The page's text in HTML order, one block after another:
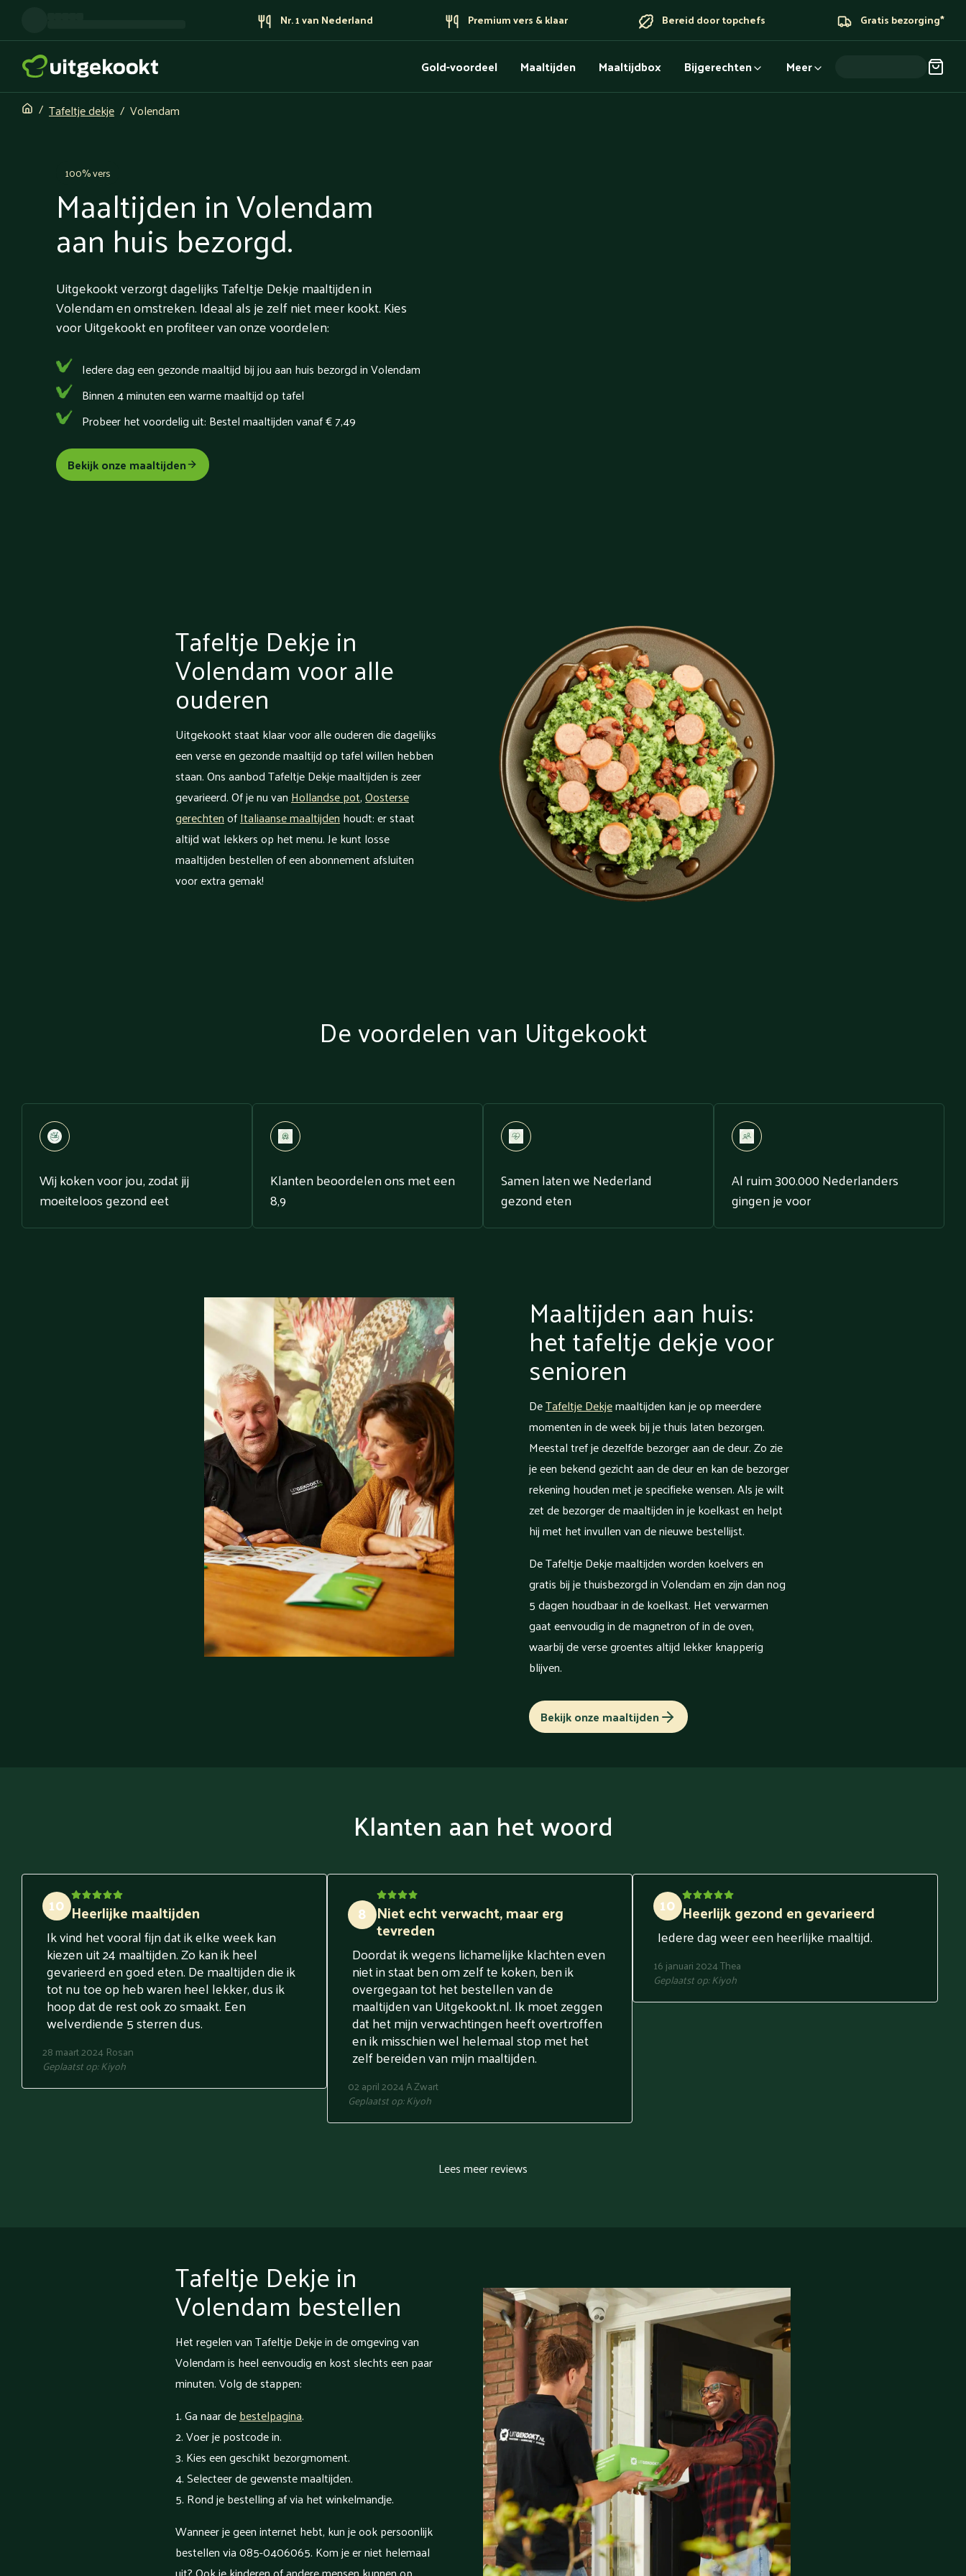
Nr. 1 van Nederland Premium vers & klaar Bereid door topchefs Gratis bezorging*
Gold-voordeel Maaltijden Maaltijdbox Bijgerechten Meer
Tafeltje dekje Volendam
100% vers
Maaltijden in Volendam
aan huis bezorgd.
Uitgekookt verzorgt dagelijks Tafeltje Dekje maaltijden in
Volendam en omstreken. Ideaal als je zelf niet meer kookt. Kies
voor Uitgekookt en profiteer van onze voordelen:
Iedere dag een gezonde maaltijd bij jou aan huis bezorgd in Volendam
Binnen 4 minuten een warme maaltijd op tafel
Probeer het voordelig uit: Bestel maaltijden vanaf € 7,49
Bekijk onze maaltijden
Tafeltje Dekje in
Volendam voor alle
ouderen
Uitgekookt staat klaar voor alle ouderen die dagelijks
een verse en gezonde maaltijd op tafel willen hebben
staan. Ons aanbod Tafeltje Dekje maaltijden is zeer
gevarieerd. Of je nu van Hollandse pot,Oosterse
gerechtenofItaliaanse maaltijden houdt: er staat
altijd wat lekkers op het menu. Je kunt losse
maaltijden bestellen of een abonnement afsluiten
voor extra gemak!
De voordelen van Uitgekookt
Wij koken voor jou, zodat jij
moeiteloos gezond eet
Klanten beoordelen ons met een
8,9
Samen laten we Nederland
gezond eten
Al ruim 300.000 Nederlanders
gingen je voor
Maaltijden aan huis:
het tafeltje dekje voor
senioren
DeTafeltje Dekjemaaltijden kan je op meerdere
momenten in de week bij je thuis laten bezorgen.
Meestal tref je dezelfde bezorger aan de deur. Zo zie
je een bekend gezicht aan de deur en kan de bezorger
rekening houden met je specifieke wensen. Als je wilt
zet de bezorger de maaltijden in je koelkast en helpt
hij met het invullen van de nieuwe bestellijst.
De Tafeltje Dekje maaltijden worden koelvers en
gratis bij je thuisbezorgd in Volendam en zijn dan nog
5 dagen houdbaar in de koelkast. Het verwarmen
gaat eenvoudig in de magnetron of in de oven,
waarbij de verse groentes altijd lekker knapperig
blijven.
Bekijk onze maaltijden
Klanten aan het woord
10 Heerlijke maaltijden
Ik vind het vooral fijn dat ik elke week kan
kiezen uit 24 maaltijden. Zo kan ik heel
gevarieerd en goed eten. De maaltijden die ik
tot nu toe op heb waren heel lekker, dus ik
hoop dat de rest ook zo smaakt. Een
welverdiende 5 sterren dus.
28 maart 2024 Rosan
Geplaatst op:Kiyoh
8 Niet echt verwacht, maar erg
tevreden
Doordat ik wegens lichamelijke klachten even
niet in staat ben om zelf te koken, ben ik
overgegaan tot het bestellen van de
maaltijden van Uitgekookt.nl. Ik moet zeggen
dat het mijn verwachtingen heeft overtroffen
en ik misschien wel helemaal stop met het
zelf bereiden van mijn maaltijden.
02 april 2024A Zwart
Geplaatst op:Kiyoh
10 Heerlijk gezond en gevarieerd
Iedere dag weer een heerlijke maaltijd.
16 januari 2024Thea
Geplaatst op:Kiyoh
Lees meer reviews
Tafeltje Dekje in
Volendam bestellen
Het regelen van Tafeltje Dekje in de omgeving van
Volendam is heel eenvoudig en kost slechts een paar
minuten. Volg de stappen:
Ga naar debestelpagina.
Voer je postcode in.
Kies een geschikt bezorgmoment.
Selecteer de gewenste maaltijden.
Rond je bestelling af via het winkelmandje.
Wanneer je geen internet hebt, kun je ook persoonlijk
bestellen via 085-0406065. Kom je er niet helemaal